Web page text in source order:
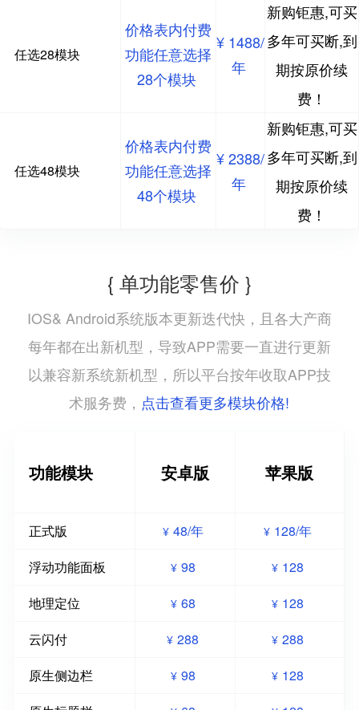
任选28模块
价格表内付费
功能任意选择
28个模块
¥ 1488/
年
新购钜惠,可买
多年可买断,到
期按原价续
费！
任选48模块
价格表内付费
功能任意选择
48个模块
¥ 2388/
年
新购钜惠,可买
多年可买断,到
期按原价续
费！
{ 单功能零售价 }
IOS& Android系统版本更新迭代快，且各大产商
每年都在出新机型，导致APP需要一直进行更新
以兼容新系统新机型，所以平台按年收取APP技
术服务费， 点击查看更多模块价格!
功能模块 安卓版 苹果版
正式版 ¥ 48/年 ¥ 128/年
浮动功能面板
¥ 98 ¥ 128
地理定位
¥ 68 ¥ 128
云闪付
¥ 288 ¥ 288
原生侧边栏
¥ 98 ¥ 128